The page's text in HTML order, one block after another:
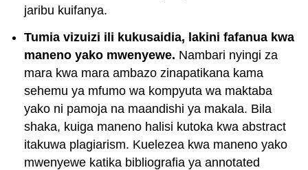
jaribu kuifanya.
Tumia vizuizi ili kukusaidia, lakini fafanua kwa
maneno yako mwenyewe. Nambari nyingi za
mara kwa mara ambazo zinapatikana kama
sehemu ya mfumo wa kompyuta wa maktaba
yako ni pamoja na maandishi ya makala. Bila
shaka, kuiga maneno halisi kutoka kwa abstract
itakuwa plagiarism. Kuelezea kwa maneno yako
mwenyewe katika bibliografia ya annotated